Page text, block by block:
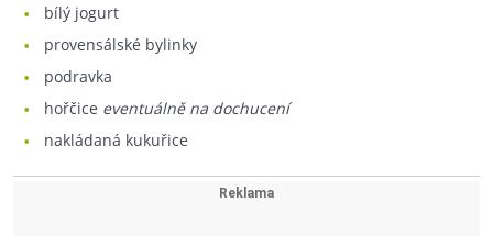
bílý jogurt
provensálské bylinky
podravka
hořčice eventuálně na dochucení
nakládaná kukuřice